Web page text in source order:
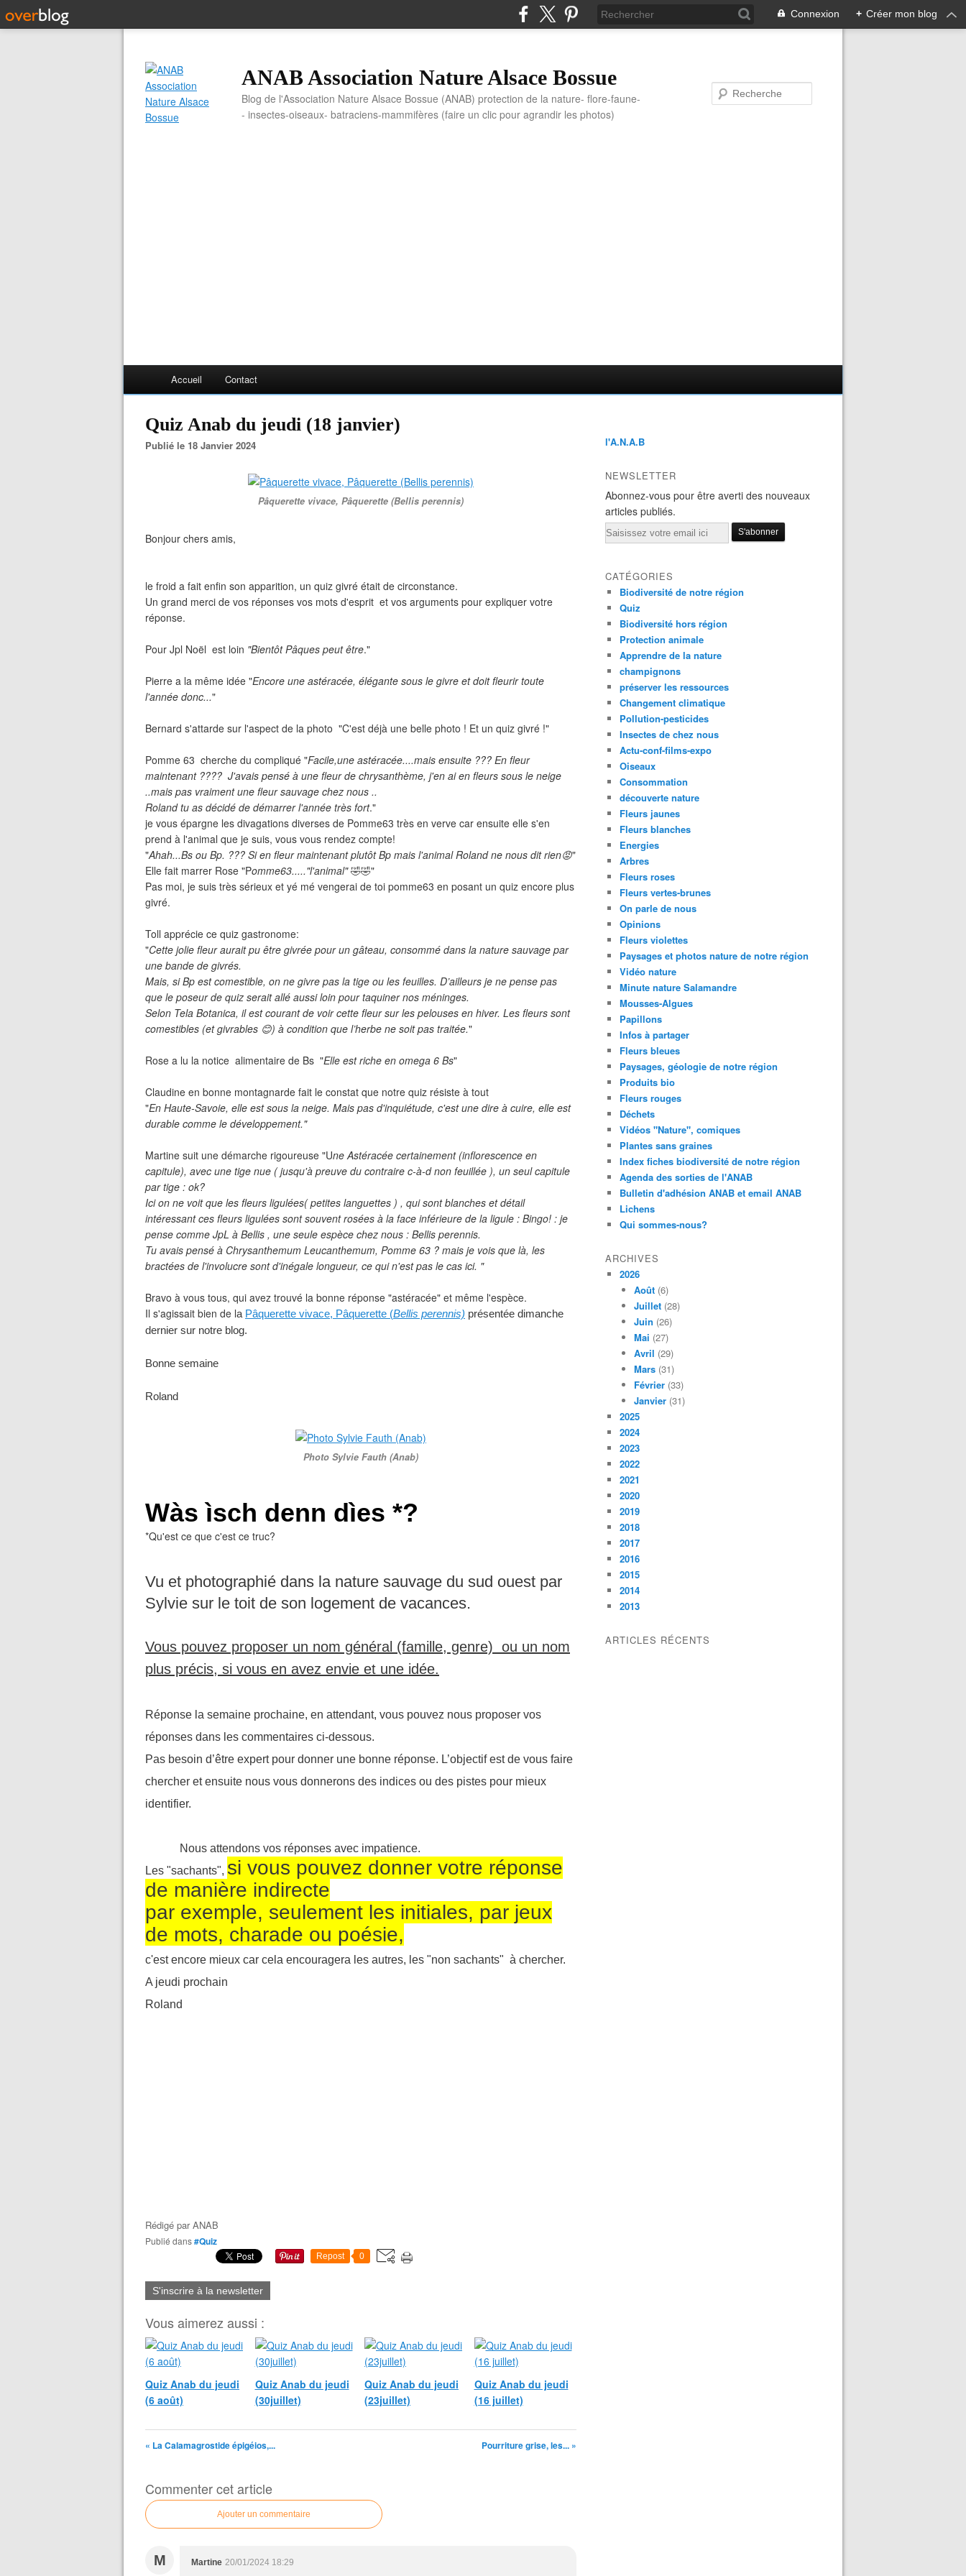
Connexion + Créer mon blog
ANAB Association Nature Alsace Bossue
Blog de l'Association Nature Alsace Bossue (ANAB) protection de la nature- flore-faune-
- insectes-oiseaux- batraciens-mammifères (faire un clic pour agrandir les photos)
Accueil Contact
Quiz Anab du jeudi (18 janvier)
Publié le 18 Janvier 2024
Pâquerette vivace, Pâquerette (Bellis perennis)
Bonjour chers amis,
le froid a fait enfin son apparition, un quiz givré était de circonstance.
Un grand merci de vos réponses vos mots d'esprit et vos arguments pour expliquer votre
réponse.
Pour Jpl Noël est loin "Bientôt Pâques peut être."
Pierre a la même idée "Encore une astéracée, élégante sous le givre et doit fleurir toute
l'année donc..."
Bernard s'attarde sur l'aspect de la photo "C'est déjà une belle photo ! Et un quiz givré !"
Pomme 63 cherche du compliqué "Facile,une astéracée....mais ensuite ??? En fleur
maintenant ???? J'avais pensé à une fleur de chrysanthème, j'en ai en fleurs sous le neige
..mais pas vraiment une fleur sauvage chez nous ..
Roland tu as décidé de démarrer l'année très fort."
je vous épargne les divagations diverses de Pomme63 très en verve car ensuite elle s'en
prend à l'animal que je suis, vous vous rendez compte!
"Ahah...Bs ou Bp. ??? Si en fleur maintenant plutôt Bp mais l'animal Roland ne nous dit rien😡"
Elle fait marrer Rose "Pomme63....."l'animal"🤣🤣"
Pas moi, je suis très sérieux et yé mé vengerai de toi pomme63 en posant un quiz encore plus
givré.
Toll apprécie ce quiz gastronome:
"Cette jolie fleur aurait pu être givrée pour un gâteau, consommé dans la nature sauvage par
une bande de givrés.
Mais, si Bp est comestible, on ne givre pas la tige ou les feuilles. D’ailleurs je ne pense pas
que le poseur de quiz serait allé aussi loin pour taquiner nos méninges.
Selon Tela Botanica, il est courant de voir cette fleur sur les pelouses en hiver. Les fleurs sont
comestibles (et givrables 😊) à condition que l’herbe ne soit pas traitée."
Rose a lu la notice alimentaire de Bs "Elle est riche en omega 6 Bs"
Claudine en bonne montagnarde fait le constat que notre quiz résiste à tout
"En Haute-Savoie, elle est sous la neige. Mais pas d'inquiétude, c'est une dire à cuire, elle est
durable comme le développement."
Martine suit une démarche rigoureuse "Une Astéracée certainement (inflorescence en
capitule), avec une tige nue ( jusqu'à preuve du contraire c-à-d non feuillée ), un seul capitule
par tige : ok?
Ici on ne voit que les fleurs ligulées( petites languettes ) , qui sont blanches et détail
intéressant ces fleurs ligulées sont souvent rosées à la face inférieure de la ligule : Bingo! : je
pense comme JpL à Bellis , une seule espèce chez nous : Bellis perennis.
Tu avais pensé à Chrysanthemum Leucanthemum, Pomme 63 ? mais je vois que là, les
bractées de l'involucre sont d'inégale longueur, ce qui n'est pas le cas ici. "
Bravo à vous tous, qui avez trouvé la bonne réponse "astéracée" et même l'espèce.
Il s'agissait bien de la Pâquerette vivace, Pâquerette (Bellis perennis) présentée dimanche
dernier sur notre blog.
Bonne semaine
Roland
Photo Sylvie Fauth (Anab)
Wàs ìsch denn dìes *?
*Qu'est ce que c'est ce truc?
Vu et photographié dans lanature sauvage du sud ouest par
Sylvie sur le toit de son logement de vacances.
Vous pouvez proposer un nom général (famille, genre) ou un nom
plus précis, si vous en avez envie et une idée.
Réponse la semaine prochaine, en attendant, vous pouvez nous proposer vos
réponses dans les commentaires ci-dessous.
Pas besoin d’être expert pour donner une bonne réponse. L’objectif est de vous faire
chercher et ensuite nous vous donnerons des indices ou des pistes pour mieux
identifier.
Nous attendons vos réponses avec impatience.
Les "sachants", si vous pouvez donner votre réponse
de manière indirecte
par exemple, seulement les initiales, par jeux
de mots, charade ou poésie,
c'est encore mieux car cela encouragera les autres, les "non sachants" à chercher.
A jeudi prochain
Roland
Rédigé parANAB
Publié dans#Quiz
Repost 0
S'inscrire à la newsletter
Vous aimerez aussi :
Quiz Anab du jeudi
(6 août)
Quiz Anab du jeudi
(30juillet)
Quiz Anab du jeudi
(23juillet)
Quiz Anab du jeudi
(16 juillet)
« La Calamagrostide épigéios,... Pourriture grise, les... »
Commenter cet article
Ajouter un commentaire
M Martine 20/01/2024 18:29
l'A.N.A.B
NEWSLETTER
Abonnez-vous pour être averti des nouveaux
articles publiés.
Email
CATÉGORIES
Biodiversité de notre région
Quiz
Biodiversité hors région
Protection animale
Apprendre de la nature
champignons
préserver les ressources
Changement climatique
Pollution-pesticides
Insectes de chez nous
Actu-conf-films-expo
Oiseaux
Consommation
découverte nature
Fleurs jaunes
Fleurs blanches
Energies
Arbres
Fleurs roses
Fleurs vertes-brunes
On parle de nous
Opinions
Fleurs violettes
Paysages et photos nature de notre région
Vidéo nature
Minute nature Salamandre
Mousses-Algues
Papillons
Infos à partager
Fleurs bleues
Paysages, géologie de notre région
Produits bio
Fleurs rouges
Déchets
Vidéos "Nature", comiques
Plantes sans graines
Index fiches biodiversité de notre région
Agenda des sorties de l'ANAB
Bulletin d'adhésion ANAB et email ANAB
Lichens
Qui sommes-nous?
ARCHIVES
2026
Août (6)
Juillet (28)
Juin (26)
Mai (27)
Avril (29)
Mars (31)
Février (33)
Janvier (31)
2025
2024
2023
2022
2021
2020
2019
2018
2017
2016
2015
2014
2013
ARTICLES RÉCENTS